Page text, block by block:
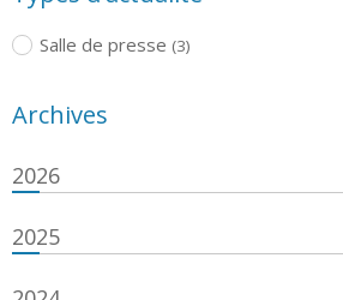
Salle de presse (3)
Archives
2026
2025